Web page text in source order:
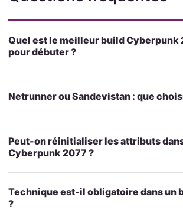
Quel est le meilleur build Cyberpunk
pour débuter ?
Netrunner ou Sandevistan : que
Peut-on réinitialiser les attributs
Cyberpunk 2077 ?
Technique est-il obligatoire dans un
?